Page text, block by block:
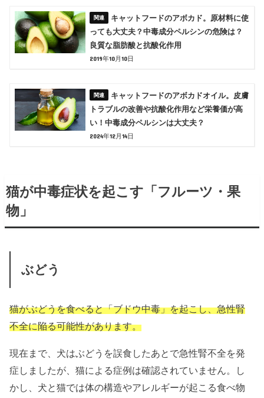
キャットフードのアボカド。原材料に使
っても大丈夫？中毒成分ペルシンの危険は？
良質な脂肪酸と抗酸化作用
2019年10月10日
キャットフードのアボカドオイル。皮膚
トラブルの改善や抗酸化作用など栄養価が高
い！中毒成分ペルシンは大丈夫？
2024年12月14日
猫が中毒症状を起こす「フルーツ・果
物」
ぶどう
猫がぶどうを食べると「ブドウ中毒」を起こし、急性腎
不全に陥る可能性があります。
現在まで、犬はぶどうを誤食したあとで急性腎不全を発
症しましたが、猫による症例は確認されていません。し
かし、犬と猫では体の構造やアレルギーが起こる食べ物